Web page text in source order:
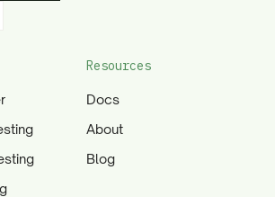
Resources
Docs
About
Blog